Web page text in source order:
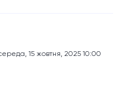
15 жовтня, 2025 10:00